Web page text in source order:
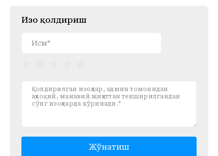
Изоҳ қолдириш
Жўнатиш